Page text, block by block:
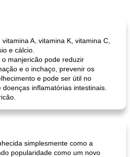
A, vitamina K, vitamina C,
e cálcio.
manjericão pode reduzir
e o inchaço, prevenir os
e pode ser útil no
inflamatórias intestinais.
simplesmente como a
popularidade como um novo